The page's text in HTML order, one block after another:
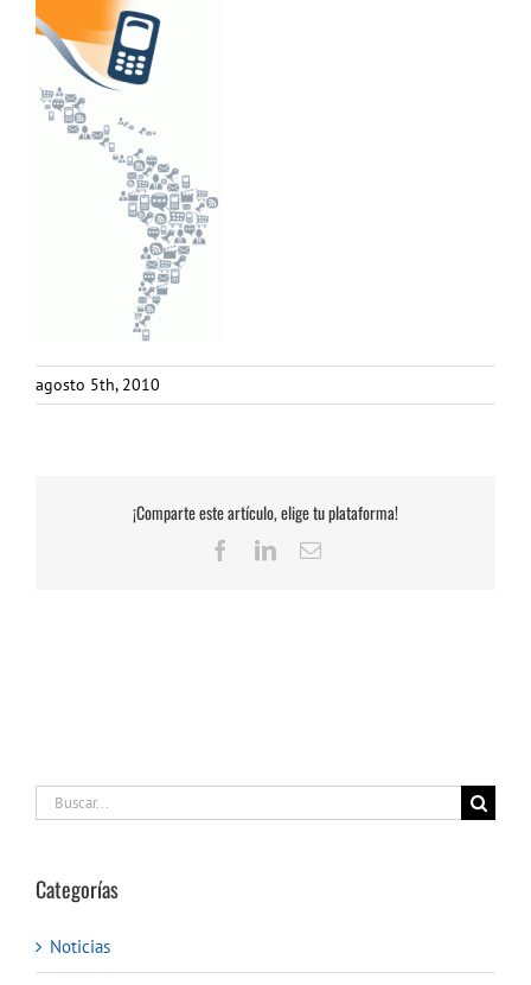
agosto 5th, 2010
¡Comparte este artículo, elige tu plataforma!
Facebook
LinkedInCorreo
Buscar:
Categorías
Noticias